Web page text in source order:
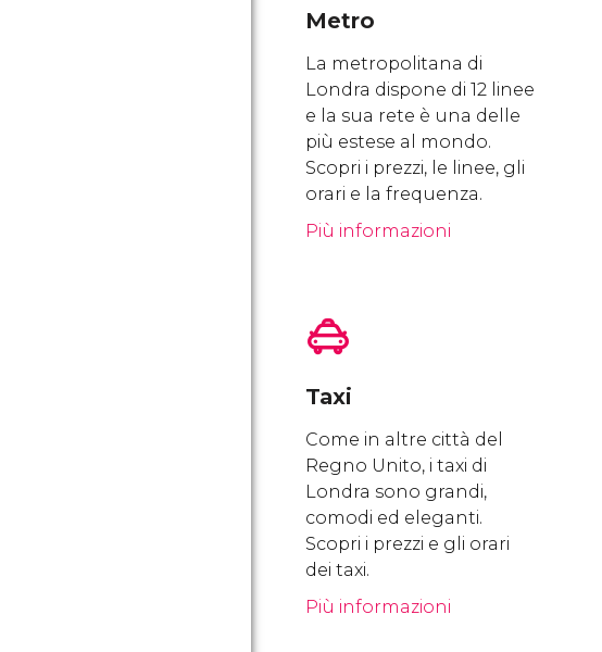
Metro
La metropolitana di
Londra dispone di 12 linee
e la sua rete è una delle
più estese al mondo.
Scopri i prezzi, le linee, gli
orari e la frequenza.
Più informazioni
Taxi
Come in altre città del
Regno Unito, i taxi di
Londra sono grandi,
comodi ed eleganti.
Scopri i prezzi e gli orari
dei taxi.
Più informazioni